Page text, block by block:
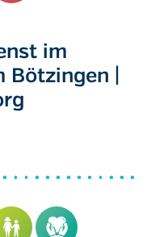
im
|